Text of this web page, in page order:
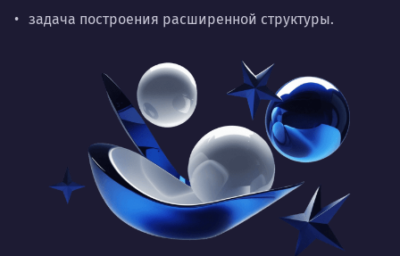
задача построения расширенной структуры.